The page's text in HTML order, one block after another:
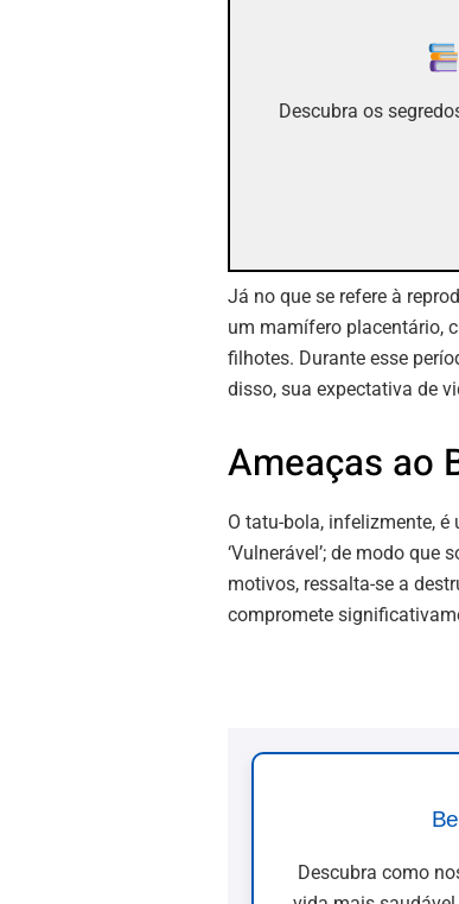
Descubra os
Já no que se refere à
um mamífero placentário,
filhotes. Durante esse
disso, sua expectativa de
Ameaças ao
O tatu-bola, infelizmente,
‘Vulnerável’; de modo
motivos, ressalta-se a
compromete
Descubra como